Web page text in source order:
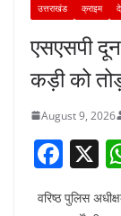
उत्तराखंड क्राइम
एसएसपी
कड़ी को
August 9, 2026
F
a
X
वरिष्ठ पुलिस